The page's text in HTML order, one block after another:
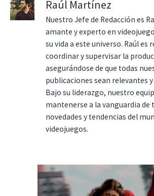
Raúl Martínez
Nuestro Jefe de Redacción es
amante y experto en
su vida a este universo. Raúl es
coordinar y supervisar la
asegurándose de que todas
publicaciones sean relevantes
Bajo su liderazgo, nuestro
mantenerse a la vanguardia de
novedades y tendencias del
videojuegos.